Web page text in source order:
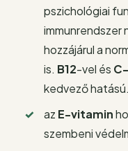
pszichológiai
immunrendszer
hozzájárul a
is. B12-vel és
kedvező hatású.
az E-vitamin
szembeni